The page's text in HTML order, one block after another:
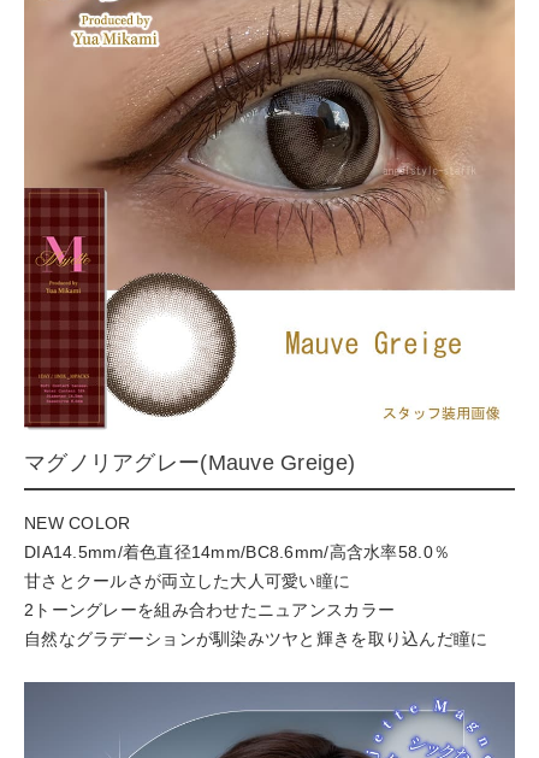
マグノリアグレー(Mauve Greige)
NEW COLOR
DIA14.5mm/着色直径14mm/BC8.6mm/高含水率58.0％
甘さとクールさが両立した大人可愛い瞳に
2トーングレーを組み合わせたニュアンスカラー
自然なグラデーションが馴染みツヤと輝きを取り込んだ瞳に